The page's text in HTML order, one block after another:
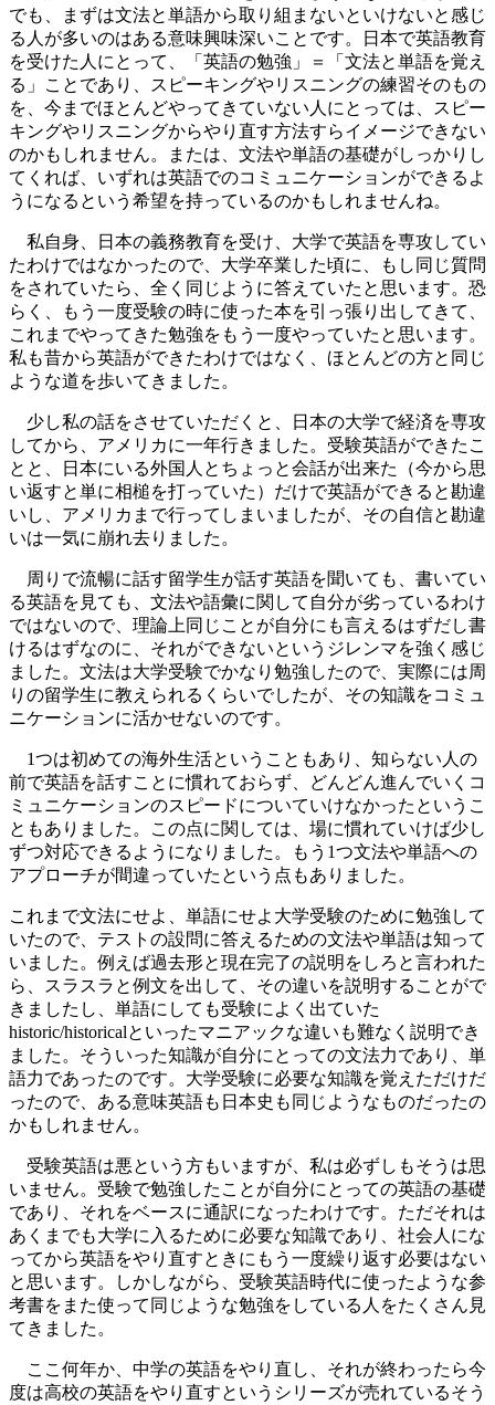
でも、まずは文法と単語から取り組まないといけないと感じ
る人が多いのはある意味興味深いことです。日本で英語教育
を受けた人にとって、「英語の勉強」＝「文法と単語を覚え
る」ことであり、スピーキングやリスニングの練習そのもの
を、今までほとんどやってきていない人にとっては、スピー
キングやリスニングからやり直す方法すらイメージできない
のかもしれません。または、文法や単語の基礎がしっかりし
てくれば、いずれは英語でのコミュニケーションができるよ
うになるという希望を持っているのかもしれませんね。
私自身、日本の義務教育を受け、大学で英語を専攻してい
たわけではなかったので、大学卒業した頃に、もし同じ質問
をされていたら、全く同じように答えていたと思います。恐
らく、もう一度受験の時に使った本を引っ張り出してきて、
これまでやってきた勉強をもう一度やっていたと思います。
私も昔から英語ができたわけではなく、ほとんどの方と同じ
ような道を歩いてきました。
少し私の話をさせていただくと、日本の大学で経済を専攻
してから、アメリカに一年行きました。受験英語ができたこ
とと、日本にいる外国人とちょっと会話が出来た（今から思
い返すと単に相槌を打っていた）だけで英語ができると勘違
いし、アメリカまで行ってしまいましたが、その自信と勘違
いは一気に崩れ去りました。
周りで流暢に話す留学生が話す英語を聞いても、書いてい
る英語を見ても、文法や語彙に関して自分が劣っているわけ
ではないので、理論上同じことが自分にも言えるはずだし書
けるはずなのに、それができないというジレンマを強く感じ
ました。文法は大学受験でかなり勉強したので、実際には周
りの留学生に教えられるくらいでしたが、その知識をコミュ
ニケーションに活かせないのです。
1つは初めての海外生活ということもあり、知らない人の
前で英語を話すことに慣れておらず、どんどん進んでいくコ
ミュニケーションのスピードについていけなかったというこ
ともありました。この点に関しては、場に慣れていけば少し
ずつ対応できるようになりました。もう1つ文法や単語への
アプローチが間違っていたという点もありました。
これまで文法にせよ、単語にせよ大学受験のために勉強して
いたので、テストの設問に答えるための文法や単語は知って
いました。例えば過去形と現在完了の説明をしろと言われた
ら、スラスラと例文を出して、その違いを説明することがで
きましたし、単語にしても受験によく出ていた
historic/historicalといったマニアックな違いも難なく説明でき
ました。そういった知識が自分にとっての文法力であり、単
語力であったのです。大学受験に必要な知識を覚えただけだ
ったので、ある意味英語も日本史も同じようなものだったの
かもしれません。
受験英語は悪という方もいますが、私は必ずしもそうは思
いません。受験で勉強したことが自分にとっての英語の基礎
であり、それをベースに通訳になったわけです。ただそれは
あくまでも大学に入るために必要な知識であり、社会人にな
ってから英語をやり直すときにもう一度繰り返す必要はない
と思います。しかしながら、受験英語時代に使ったような参
考書をまた使って同じような勉強をしている人をたくさん見
てきました。
ここ何年か、中学の英語をやり直し、それが終わったら今
度は高校の英語をやり直すというシリーズが売れているそう